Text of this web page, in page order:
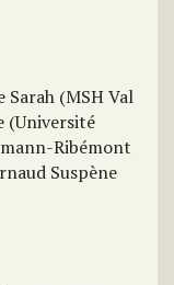
Sarah (MSH Val
(Université
Ribémont
Suspène